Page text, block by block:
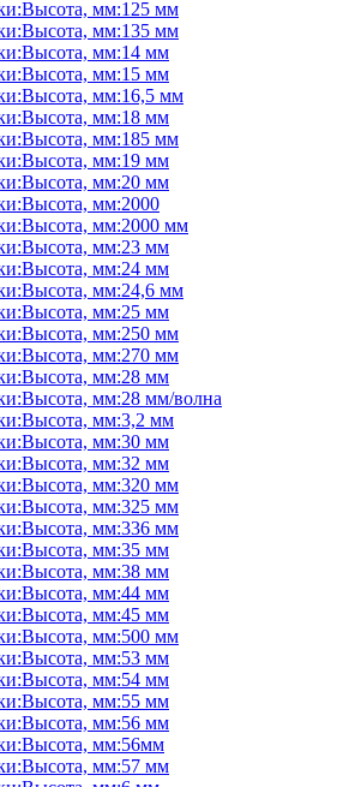
мм:125 мм
мм:135 мм
мм:14 мм
мм:15 мм
мм:16,5 мм
мм:18 мм
мм:185 мм
мм:19 мм
мм:20 мм
мм:2000
мм:2000 мм
мм:23 мм
мм:24 мм
мм:24,6 мм
мм:25 мм
мм:250 мм
мм:270 мм
мм:28 мм
мм:28 мм/волна
мм:3,2 мм
мм:30 мм
мм:32 мм
мм:320 мм
мм:325 мм
мм:336 мм
мм:35 мм
мм:38 мм
мм:44 мм
мм:45 мм
мм:500 мм
мм:53 мм
мм:54 мм
мм:55 мм
мм:56 мм
мм:56мм
мм:57 мм